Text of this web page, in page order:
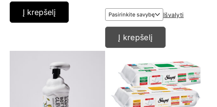
Į krepšelį
€6,95
throughIšvalyti
Į krepšelį